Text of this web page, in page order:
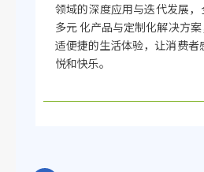
领域的深度应用与迭代发展
多元化产品与定制化解决方
适便捷的生活体验，让消费者
悦和快乐。